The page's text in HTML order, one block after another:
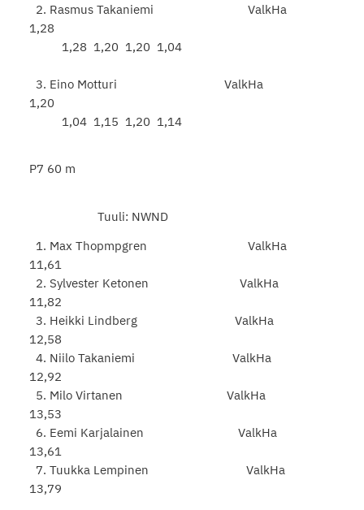
2. Rasmus Takaniemi ValkHa
1,28
1,28 1,20 1,20 1,04
3. Eino Motturi ValkHa
1,20
1,04 1,15 1,20 1,14
P7 60 m
Tuuli: NWND
1. Max Thopmpgren ValkHa
11,61
2. Sylvester Ketonen ValkHa
11,82
3. Heikki Lindberg ValkHa
12,58
4. Niilo Takaniemi ValkHa
12,92
5. Milo Virtanen ValkHa
13,53
6. Eemi Karjalainen ValkHa
13,61
7. Tuukka Lempinen ValkHa
13,79